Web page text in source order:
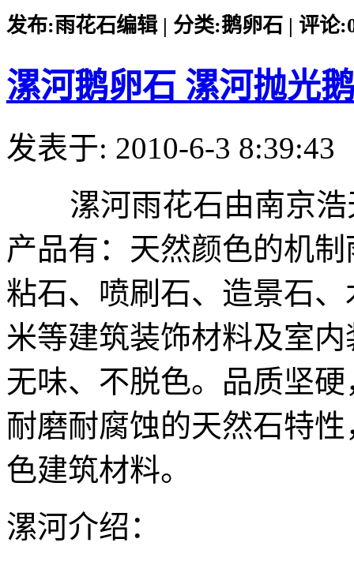
发布:雨花石编辑 | 分类:鹅卵石 | 评论
漯河鹅卵石 漯河抛光
发表于: 2010-6-3 8:39:43
漯河雨花石由南京浩
产品有：天然颜色的机
粘石、喷刷石、造景石
米等建筑装饰材料及室
无味、不脱色。品质坚
耐磨耐腐蚀的天然石特
色建筑材料。
漯河介绍：